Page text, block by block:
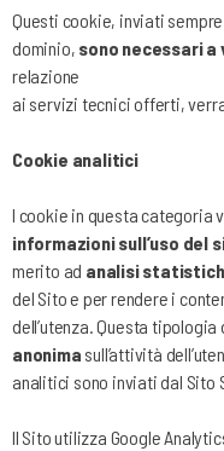
Questi cookie, inviati
dominio, sono necessaria
relazione
ai servizi tecniciofferti,
Cookie analitici
I cookie in questa categoria
informazioni sull’uso del
merito ad analisi
del Sito e per rendere i
dell’utenza. Questa
anonima sull’attività
analitici sono inviati dal Sito
Il Sito utilizza Google